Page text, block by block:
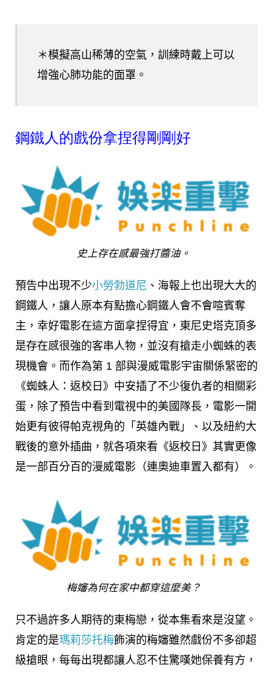
＊模擬高山稀薄的空氣，訓練時戴上可以
增強心肺功能的面罩。
鋼鐵人的戲份拿捏得剛剛好
史上存在感最強打醬油。
預告中出現不少小勞勃道尼 、海報上也出現大大的
鋼鐵人，讓人原本有點擔心鋼鐵人會不會喧賓奪
主，幸好電影在這方面拿捏得宜，東尼史塔克頂多
是存在感很強的客串人物，並沒有搶走小蜘蛛的表
現機會。而作為第 1 部與漫威電影宇宙關係緊密的
《蜘蛛人：返校日》中安插了不少復仇者的相關彩
蛋，除了預告中看到電視中的美國隊長，電影一開
始更有彼得帕克視角的「英雄內戰」、以及紐約大
戰後的意外插曲，就各項來看《返校日》其實更像
是一部百分百的漫威電影（連奧迪車置入都有）。
梅嬸為何在家中都穿這麼美？
只不過許多人期待的東梅戀，從本集看來是沒望。
肯定的是瑪莉莎托梅飾演的梅嬸雖然戲份不多卻超
級搶眼，每每出現都讓人忍不住驚嘆她保養有方，